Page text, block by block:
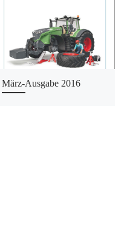
März-Ausgabe 2016